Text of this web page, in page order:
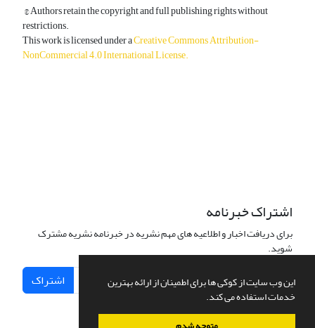
این وب سایت از کوکی ها برای اطمینان از ارائه بهترین
خدمات استفاده می کند.
© Authors retain the copyright and full publishing rights without
restrictions.
This work is licensed under aCreative Commons Attribution-
NonCommercial 4.0 International License.
اشتراک خبرنامه
برای دریافت اخبار و اطلاعیه های مهم نشریه در خبرنامه نشریه مشترک
شوید.
اشتراک